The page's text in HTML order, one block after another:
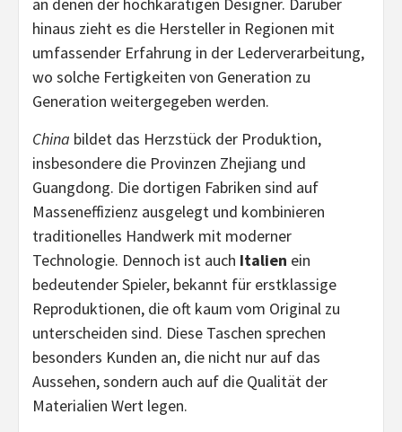
an denen der hochkarätigen Designer. Darüber
hinaus zieht es die Hersteller in Regionen mit
umfassender Erfahrung in der Lederverarbeitung,
wo solche Fertigkeiten von Generation zu
Generation weitergegeben werden.
China bildet das Herzstück der Produktion,
insbesondere die Provinzen Zhejiang und
Guangdong. Die dortigen Fabriken sind auf
Masseneffizienz ausgelegt und kombinieren
traditionelles Handwerk mit moderner
Technologie. Dennoch ist auch Italien ein
bedeutender Spieler, bekannt für erstklassige
Reproduktionen, die oft kaum vom Original zu
unterscheiden sind. Diese Taschen sprechen
besonders Kunden an, die nicht nur auf das
Aussehen, sondern auch auf die Qualität der
Materialien Wert legen.